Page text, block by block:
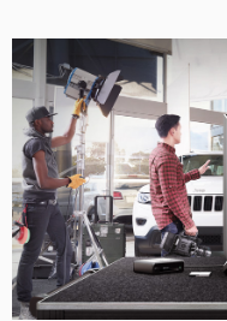
Brazil
Canada
China
Denmark
Finland
France